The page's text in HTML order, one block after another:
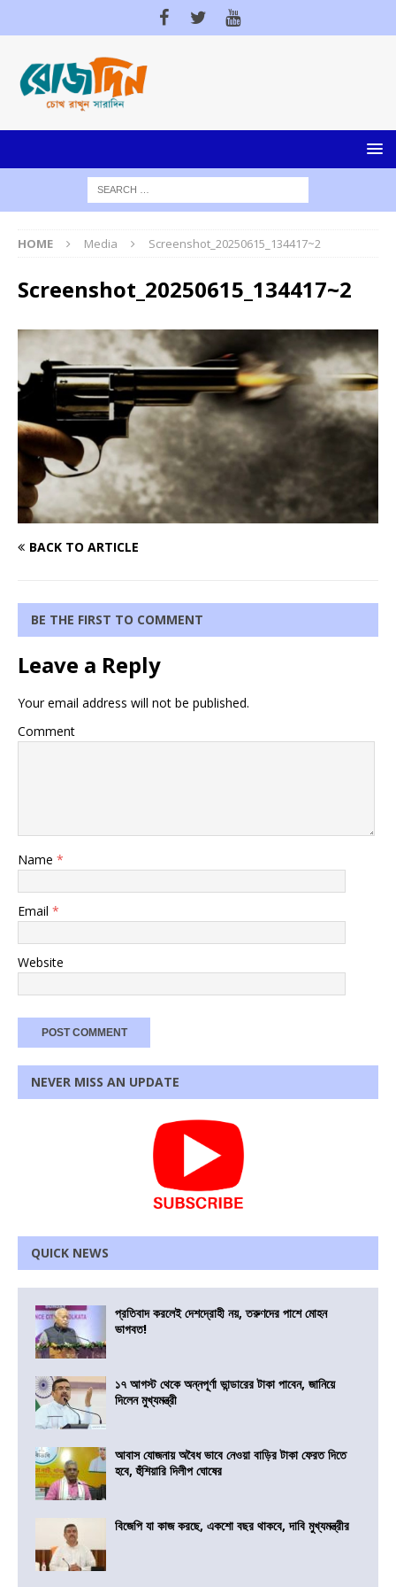
HOME Media Screenshot_20250615_134417~2
Screenshot_20250615_134417~2
BACK TO ARTICLE
BE THE FIRST TO COMMENT
Leave a Reply
Your email address will not be published.
Comment
Name *
Email *
Website
NEVER MISS AN UPDATE
QUICK NEWS
প্রতিবাদ করলেই দেশদ্রোহী নয়, তরুণদের পাশে মোহন
ভাগবত!
১৭ আগস্ট থেকে অন্নপূর্ণা ভান্ডারের টাকা পাবেন, জানিয়ে
দিলেন মুখ্যমন্ত্রী
আবাস যোজনায় অবৈধ ভাবে নেওয়া বাড়ির টাকা ফেরত দিতে
হবে, হুঁশিয়ারি দিলীপ ঘোষের
বিজেপি যা কাজ করছে, একশো বছর থাকবে, দাবি মুখ্যমন্ত্রীর